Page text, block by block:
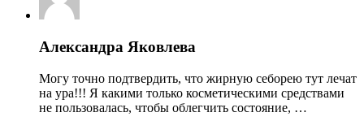
Александра Яковлева
Могу точно подтвердить, что жирную себорею тут лечат
на ура!!! Я какими только косметическими средствами
не пользовалась, чтобы облегчить состояние, …